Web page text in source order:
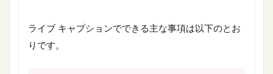
ライブ キャプションでできる主な事項は以下のとお
りです。